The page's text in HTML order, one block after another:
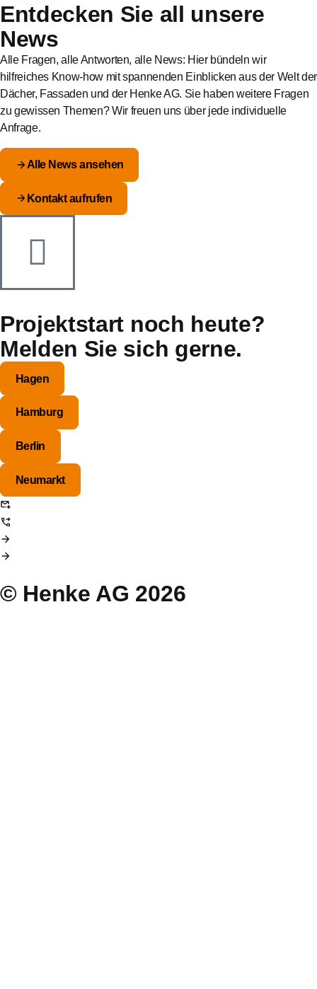
Entdecken Sie all unsere
News
Alle Fragen, alle Antworten, alle News: Hier bündeln wir
hilfreiches Know-how mit spannenden Einblicken aus der Welt der
Dächer, Fassaden und der Henke AG. Sie haben weitere Fragen
zu gewissen Themen? Wir freuen uns über jede individuelle
Anfrage.
Alle News ansehen
Kontakt aufrufen
Projektstart noch heute?
Melden Sie sich gerne.
Hagen
Hamburg
Berlin
Neumarkt
© Henke AG 2026